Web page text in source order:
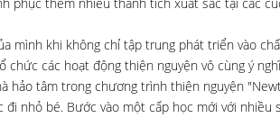
mình khi không chỉ tập trung phát triển vào
các hoạt động thiện nguyện vô cùng ý
hảo tâm trong chương trình thiện nguyện
nhỏ bé. Bước vào một cấp học mới với nhiều